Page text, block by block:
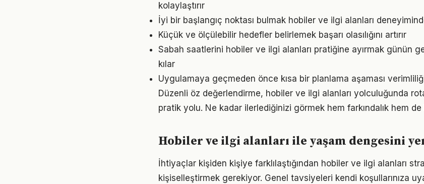
kolaylaştırır
İyi bir başlangıç noktası bulmak hobiler ve ilgi alanları
Küçük ve ölçülebilir hedefler belirlemek başarı olasılığını artırır
Sabah saatlerini hobiler ve ilgi alanları pratiğine ayırmak günün
kılar
Uygulamaya geçmeden önce kısa bir planlama aşaması verimliliği
Düzenli öz değerlendirme, hobiler ve ilgi alanları yolculuğunda
pratik yolu. Ne kadar ilerlediğinizi görmek hem farkındalık hem de
Hobiler ve ilgi alanları ile yaşam dengesini
İhtiyaçlar kişiden kişiye farklılaştığından hobiler ve ilgi alanları
kişiselleştirmek gerekiyor. Genel tavsiyeleri kendi koşullarınıza